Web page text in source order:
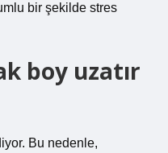
bir şekilde stres
boy uzatır
Bu nedenle,